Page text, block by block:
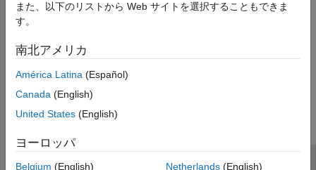
また、以下のリストから Web サイトを選択することもできま
す。
南北アメリカ
América Latina (Español)
Canada (English)
United States (English)
ヨーロッパ
Belgium (English)
Netherlands(English)